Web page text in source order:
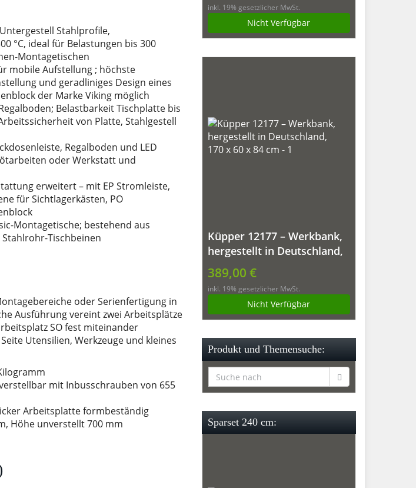
Stahlprofile,
°C, ideal für Belastungen bis 300
Montagetischen
mobile Aufstellung ; höchste
und geradliniges Design eines
der Marke Viking möglich
Belastbarkeit Tischplatte bis
von Platte, Stahlgestell
Regalboden und LED
oder Werkstatt und
erweitert – mit EP Stromleiste,
für Sichtlagerkästen, PO
Montagetische; bestehend aus
Tischbeinen
oder Serienfertigung in
Ausführung vereint zwei Arbeitsplätze
SO fest miteinander
Utensilien, Werkzeuge und kleines
mit Inbusschrauben von 655
Arbeitsplatte formbeständig
Höhe unverstellt 700 mm
inkl. 19% gesetzlicher MwSt.
Nicht Verfügbar
Küpper 12177 – Werkbank,
hergestellt in Deutschland,
170 x 60 x 84 cm
389,00 €
inkl. 19% gesetzlicher MwSt.
Nicht Verfügbar
Produkt und Themensuche:
Sparset 240 cm: